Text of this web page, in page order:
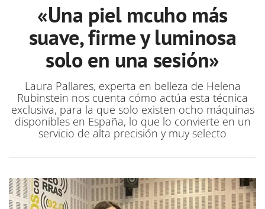
«Una piel mcuho más
suave, firme y luminosa
solo en una sesión»
Laura Pallares, experta en belleza de Helena
Rubinstein nos cuenta cómo actúa esta técnica
exclusiva, para la que solo existen ocho máquinas
disponibles en España, lo que lo convierte en un
servicio de alta precisión y muy selecto